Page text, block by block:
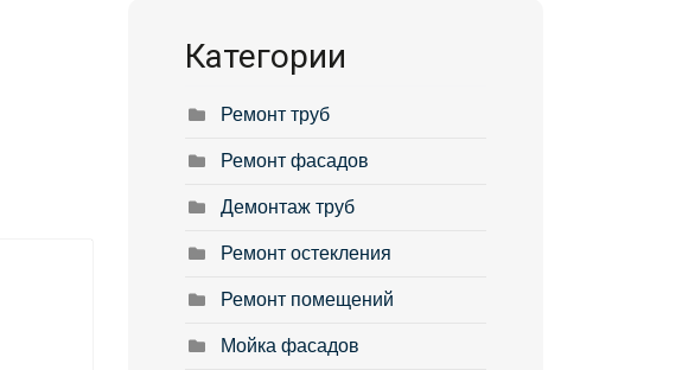
Категории
Ремонт труб
Ремонт фасадов
Демонтаж труб
Ремонт остекления
Ремонт помещений
Мойка фасадов